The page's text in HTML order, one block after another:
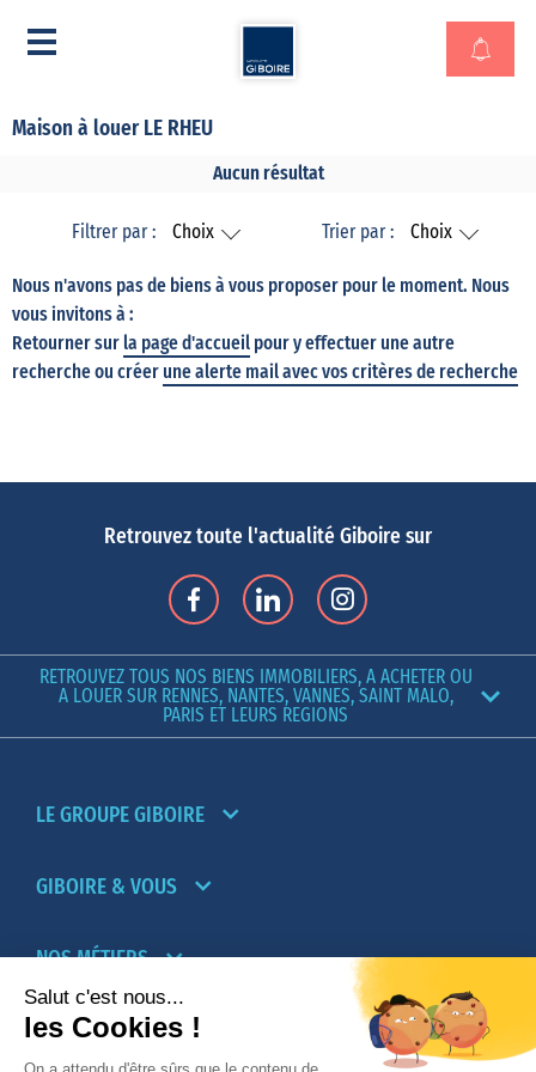
Maison à louer LE RHEU
Aucun résultat
Filtrer par : Choix Trier par : Choix
Nous n'avons pas de biens à vous proposer pour le moment. Nous
vous invitons à :
Retourner sur la page d'accueil pour y effectuer une autre
recherche ou créer une alerte mail avec vos critères de recherche
Retrouvez toute l'actualité Giboire sur
RETROUVEZ TOUS NOS BIENS IMMOBILIERS, A ACHETER OU
A LOUER SUR RENNES, NANTES, VANNES, SAINT MALO,
PARIS ET LEURS REGIONS
LE GROUPE GIBOIRE
GIBOIRE & VOUS
NOS MÉTIERS
PARTENAIRES